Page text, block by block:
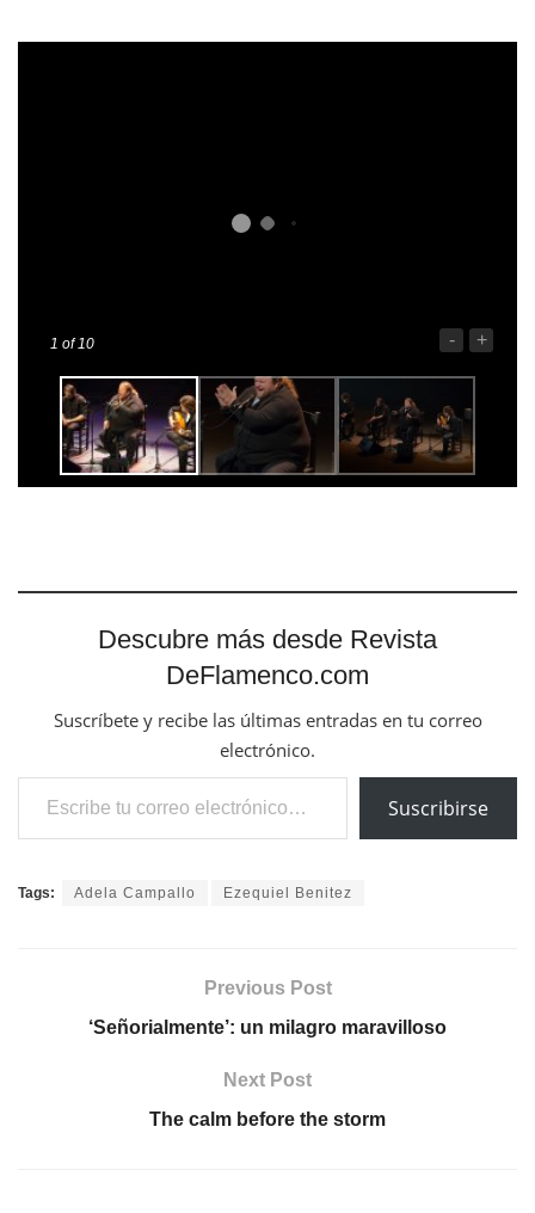
1 of 10 - +
Descubre más desde Revista
DeFlamenco.com
Suscríbete y recibe las últimas entradas en tu correo
electrónico.
Escribe tu correo electrónico…
Suscribirse
Tags: Adela Campallo Ezequiel Benitez
Previous Post
‘Señorialmente’: un milagro maravilloso
Next Post
The calm before the storm